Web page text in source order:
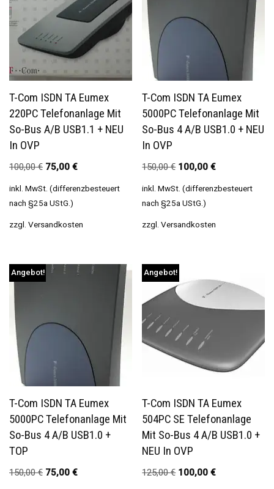
T-Com ISDN TA Eumex
220PC Telefonanlage Mit
So-Bus A/b USB1.1 + NEU
In OVP
100,00€ 75,00 €
inkl. MwSt. (differenzbesteuert
nach §25a UStG.)
zzgl. Versandkosten
T-Com ISDN TA Eumex
5000PC Telefonanlage Mit
So-Bus 4 A/b USB1.0 + NEU
In OVP
150,00€ 100,00€
inkl. MwSt. (differenzbesteuert
nach §25a UStG.)
zzgl.Versandkosten
Angebot!
T-Com ISDN TA Eumex
5000PC Telefonanlage Mit
So-Bus 4 A/b USB1.0 +
TOP
150,00€ 75,00 €
Angebot!
T-Com ISDN TA Eumex
504PC SE Telefonanlage
Mit So-Bus 4 A/b USB1.0 +
NEU In OVP
125,00€ 100,00€